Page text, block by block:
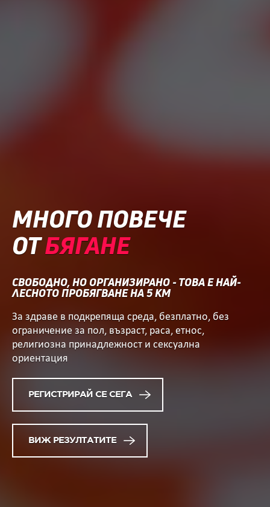
МНОГО ПОВЕЧЕ
ОТБЯГАНЕ
СВОБОДНО, НО ОРГАНИЗИРАНО - ТОВА Е НАЙ-
ЛЕСНОТО ПРОБЯГВАНЕ НА 5 КМ
За здраве в подкрепяща среда, безплатно, без
ограничение за пол, възраст, раса, етнос,
религиозна принадлежност и сексуална
ориентация
РЕГИСТРИРАЙ СЕ СЕГА
ВИЖ РЕЗУЛТАТИТЕ